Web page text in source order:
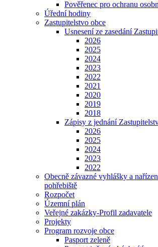
Pověřenec pro ochranu
Úřední hodiny
Zastupitelstvo obce
Usnesení ze zasedání
2026
2025
2024
2023
2022
2021
2020
2019
2018
Zápisy z jednání
2026
2025
2024
2023
2022
Obecně závazné vyhlášky a
pohřebiště
Rozpočet
Územní plán
Veřejné zakázky-Profil zadavatele
Projekty
Program rozvoje obce
Pasport zeleně